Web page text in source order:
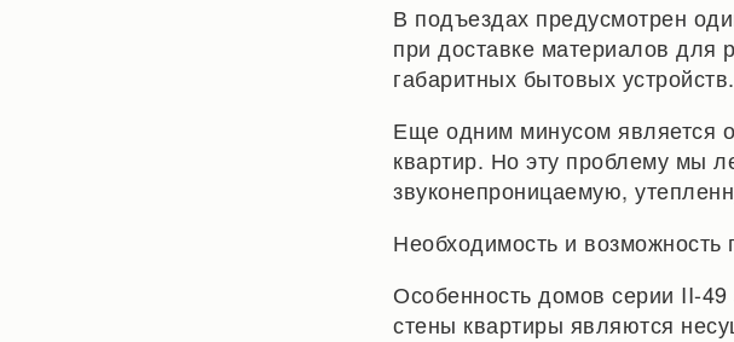
В подъездах предусмотрен
при доставке материалов для
габаритных бытовых устройств.
Еще одним минусом является
квартир. Но эту проблему мы
звуконепроницаемую,
Необходимость и возможность
Особенность домов серии II-49
стены квартиры являются